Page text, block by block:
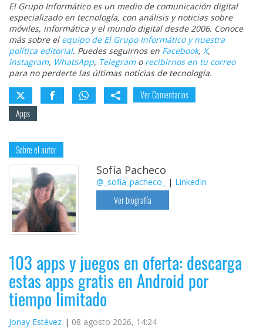
El Grupo Informático es un medio de comunicación digital
especializado en tecnología, con análisis y noticias sobre
móviles, informática y el mundo digital desde 2006. Conoce
más sobre el equipo de El Grupo Informático y nuestra
política editorial. Puedes seguirnos en Facebook, X,
Instagram, WhatsApp, Telegramo recibirnos en tu correo
para no perderte las últimas noticias de tecnología.
Ver Comentarios
Apps
Sobre el autor
Sofía Pacheco
@_sofia_pacheco_ | LinkedIn
Ver biografía
103 apps y juegos en oferta: descarga
estas apps gratis en Android por
tiempo limitado
Jonay Estévez 08 agosto 2026, 14:24